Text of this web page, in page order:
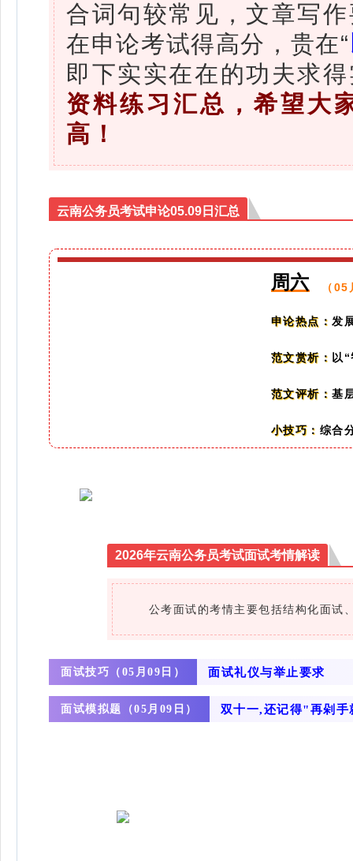
合词句较常见，文章写
在申论考试得高分，贵在“
即下实实在在的功夫求
资料练习汇总，希望大
高！
云南公务员考试申论05.09日汇总
周六 （
申论热点：发
范文赏析： 以
范文评析：基
小技巧： 综合
2026年云南公务员考试面试考情解读
公考面试的考情主要包括结构化面试、
面试技巧（ 05月09日） 面试礼仪与举止要求
面试模拟题（05月09日） 双十一,还记得"再剁